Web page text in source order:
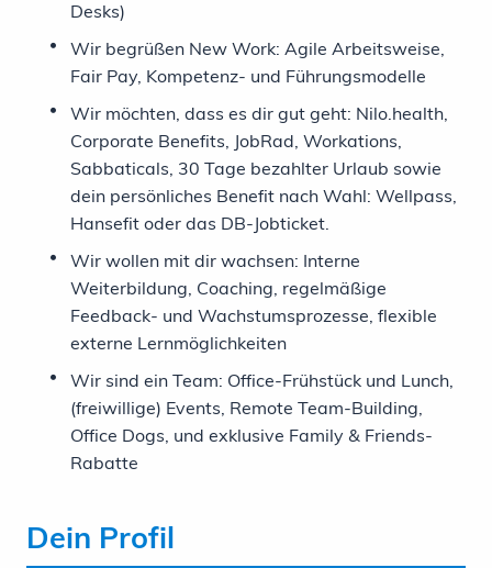
Desks)
Wir begrüßen New Work: Agile Arbeitsweise,
Fair Pay, Kompetenz- und Führungsmodelle
Wir möchten, dass es dir gut geht: Nilo.health,
Corporate Benefits, JobRad, Workations,
Sabbaticals, 30 Tage bezahlter Urlaub sowie
dein persönliches Benefit nach Wahl: Wellpass,
Hansefit oder das DB-Jobticket.
Wir wollen mit dir wachsen: Interne
Weiterbildung, Coaching, regelmäßige
Feedback- und Wachstumsprozesse, flexible
externe Lernmöglichkeiten
Wir sind ein Team: Office-Frühstück und Lunch,
(freiwillige) Events, Remote Team-Building,
Office Dogs, und exklusive Family & Friends-
Rabatte
Dein Profil